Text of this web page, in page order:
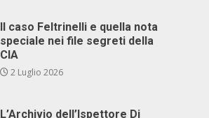
Il caso Feltrinelli e quella nota
speciale nei file segreti della
CIA
2 Luglio 2026
L’Archivio dell’Ispettore Di